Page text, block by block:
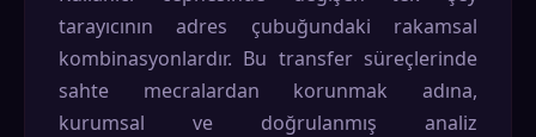
tarayıcının adres çubuğundaki rakamsal
kombinasyonlardır. Bu transfer süreçlerinde
sahte mecralardan korunmak adına,
kurumsal ve doğrulanmış analiz